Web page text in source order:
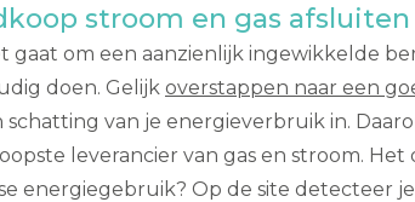
stroom en gas afsluiten
gaat om een aanzienlijk ingewikkelde
doen. Gelijk overstappen naar een
schatting van je energieverbruik in.
leverancier van gas en stroom.
energiegebruik? Op de site detecteer